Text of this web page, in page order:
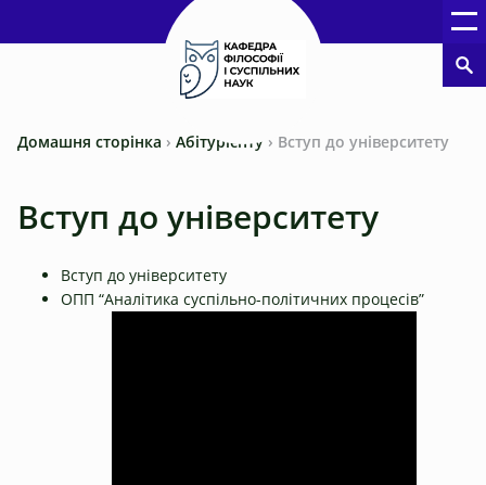
Домашня сторінка › Абітурієнту › Вступ до університету
Вступ до університету
Вступ до університету
ОПП “Аналітика суспільно-політичних процесів”